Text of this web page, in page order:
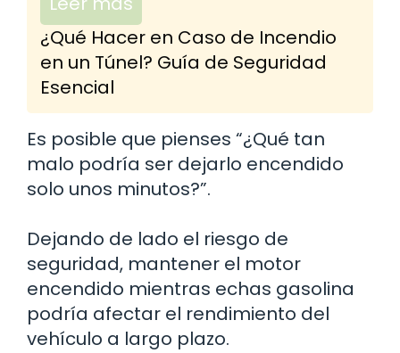
¿Qué Hacer en Caso de Incendio
en un Túnel? Guía de Seguridad
Esencial
Es posible que pienses “¿Qué tan
malo podría ser dejarlo encendido
solo unos minutos?”.
Dejando de lado el riesgo de
seguridad, mantener el motor
encendido mientras echas gasolina
podría afectar el rendimiento del
vehículo a largo plazo.